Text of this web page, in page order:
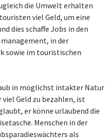
die Umwelt erhalten
viel Geld, um eine
dies schaffe Jobs in den
in der
sowie im touristischen
in möglichst intakter Natur
Geld zu bezahlen, ist
er könne urlaubend die
Menschen in der
als